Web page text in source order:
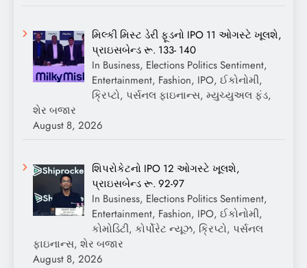
મિલ્કી મિસ્ટ ડેરી ફૂડનો IPO 11 ઓગસ્ટે ખૂલશે,
પ્રાઇસબેન્ડ રૂ. 133- 140
In Business, Elections Politics Sentiment,
Entertainment, Fashion, IPO, ઈકોનોમી,
ક્રિપ્ટો, પર્સનલ ફાઇનાન્સ, મ્યુચ્યુઅલ ફંડ,
શેર બજાર
August 8, 2026
શિપરોકેટનો IPO 12 ઓગસ્ટે ખૂલશે,
પ્રાઇસબેન્ડ રૂ. 92-97
In Business, Elections Politics Sentiment,
Entertainment, Fashion, IPO, ઈકોનોમી,
કોમોડિટી, કોર્પોરેટ ન્યૂઝ, ક્રિપ્ટો, પર્સનલ
ફાઇનાન્સ, શેર બજાર
August 8, 2026